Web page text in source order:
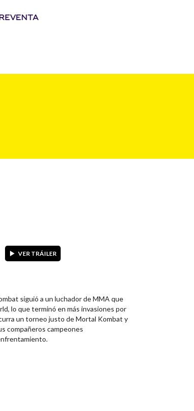
VER TRÁILER
siguió a un luchador de MMA que
lo que terminó en más invasiones por
un torneo justo de Mortal Kombat y
compañeros campeones